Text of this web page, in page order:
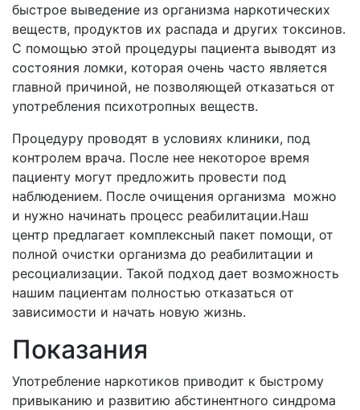
быстрое выведение из организма наркотических
веществ, продуктов их распада и других токсинов.
С помощью этой процедуры пациента выводят из
состояния ломки, которая очень часто является
главной причиной, не позволяющей отказаться от
употребления психотропных веществ.
Процедуру проводят в условиях клиники, под
контролем врача. После нее некоторое время
пациенту могут предложить провести под
наблюдением. После очищения организма можно
и нужно начинать процесс реабилитации.Наш
центр предлагает комплексный пакет помощи, от
полной очистки организма до реабилитации и
ресоциализации. Такой подход дает возможность
нашим пациентам полностью отказаться от
зависимости и начать новую жизнь.
Показания
Употребление наркотиков приводит к быстрому
привыканию и развитию абстинентного синдрома